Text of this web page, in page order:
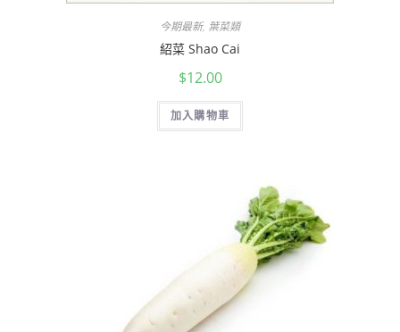
今期最新, 葉菜類
紹菜 Shao Cai
$12.00
加入購物車